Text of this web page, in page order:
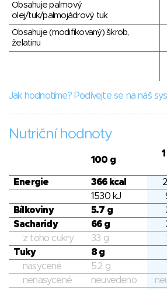
Obsahuje palmový
olej/tuk/palmojádrový tuk
Obsahuje (modifikovaný) škrob,
želatinu
Jak hodnotíme? Podívejte se na náš
Nutriční hodnoty
100 g
Energie 366 kcal
1530 kJ
Bílkoviny
5.7 g
Sacharidy
66 g
z toho cukry
33 g
Tuky
8 g
nasycené
5.2 g
nenasycené
neuvedeno